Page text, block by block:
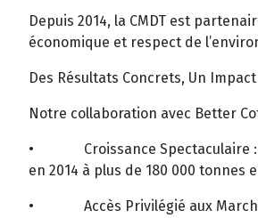
Depuis 2014, la CMDT est
économique et respect de
Des Résultats Concrets, Un
Notre collaboration avec Better
•
Croissance
en 2014 à plus de 180 000 tonnes
•
Accès Privilégié aux